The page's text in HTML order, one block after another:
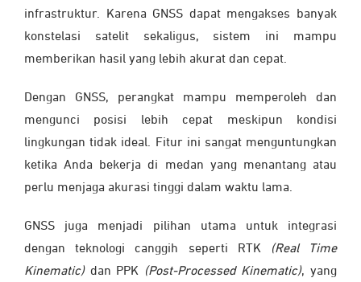
infrastruktur. Karena GNSS dapat mengakses banyak
konstelasi satelit sekaligus, sistem ini mampu
memberikan hasil yang lebih akurat dan cepat.
Dengan GNSS, perangkat mampu memperoleh dan
mengunci posisi lebih cepat meskipun kondisi
lingkungan tidak ideal. Fitur ini sangat menguntungkan
ketika Anda bekerja di medan yang menantang atau
perlu menjaga akurasi tinggi dalam waktu lama.
GNSS juga menjadi pilihan utama untuk integrasi
dengan teknologi canggih seperti
RTK
(Real Time
Kinematic)dan PPK (Post-Processed Kinematic), yang